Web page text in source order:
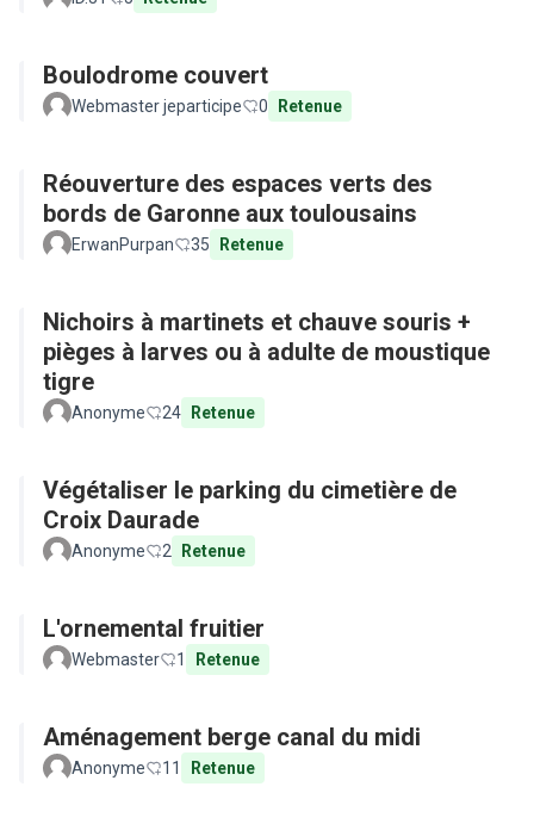
Boulodrome couvert
Webmaster jeparticipe 0 Retenue
Réouverture des espaces verts des
bords de Garonne aux toulousains
ErwanPurpan 35 Retenue
Nichoirs à martinets et chauve souris +
pièges à larves ou à adulte de moustique
tigre
Anonyme 24 Retenue
Végétaliser le parking du cimetière de
Croix Daurade
Anonyme 2 Retenue
L'ornemental fruitier
Webmaster 1 Retenue
Aménagement berge canal du midi
Anonyme 11 Retenue